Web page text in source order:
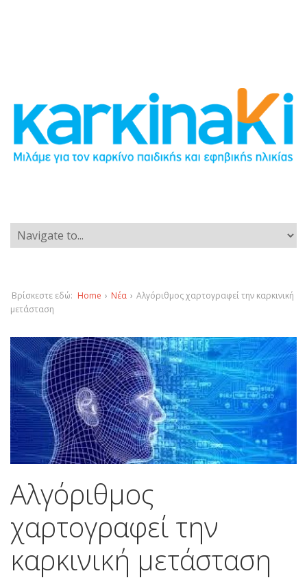
Βρίσκεστε εδώ: Home › Νέα › Αλγόριθμος χαρτογραφεί την καρκινική
μετάσταση
Αλγόριθμος
χαρτογραφεί την
καρκινική μετάσταση